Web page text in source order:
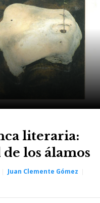
literaria:
los álamos
Juan Clemente Gómez